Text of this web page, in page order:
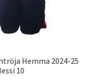
Hemma 2024-25
10